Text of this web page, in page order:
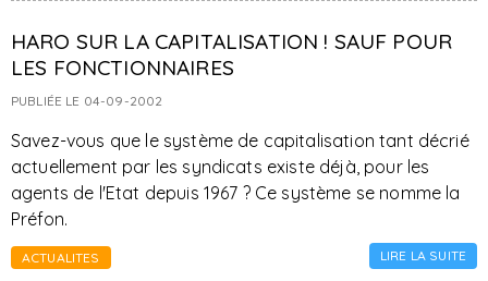
HARO SUR LA CAPITALISATION ! SAUF POUR
LES FONCTIONNAIRES
PUBLIÉE LE 04-09-2002
Savez-vous que le système de capitalisation tant décrié
actuellement par les syndicats existe déjà, pour les
agents de l'Etat depuis 1967 ? Ce système se nomme la
Préfon.
ACTUALITES LIRE LA SUITE